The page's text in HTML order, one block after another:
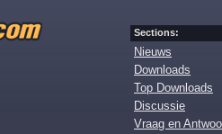
Sections:
Nieuws
Downloads
Top Downloads
Discussie
Vraag en